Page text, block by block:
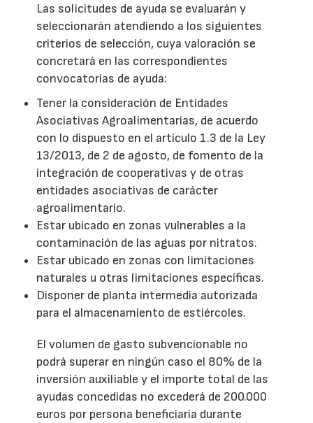
Las solicitudes de ayuda se evaluarán y
seleccionarán atendiendo a los siguientes
criterios de selección, cuya valoración se
concretará en las correspondientes
convocatorias de ayuda:
Tener la consideración de Entidades
Asociativas Agroalimentarias, de acuerdo
con lo dispuesto en el artículo 1.3 de la Ley
13/2013, de 2 de agosto, de fomento de la
integración de cooperativas y de otras
entidades asociativas de carácter
agroalimentario.
Estar ubicado en zonas vulnerables a la
contaminación de las aguas por nitratos.
Estar ubicado en zonas con limitaciones
naturales u otras limitaciones específicas.
Disponer de planta intermedia autorizada
para el almacenamiento de estiércoles.
El volumen de gasto subvencionable no
podrá superar en ningún caso el 80% de la
inversión auxiliable y el importe total de las
ayudas concedidas no excederá de 200.000
euros por persona beneficiaria durante